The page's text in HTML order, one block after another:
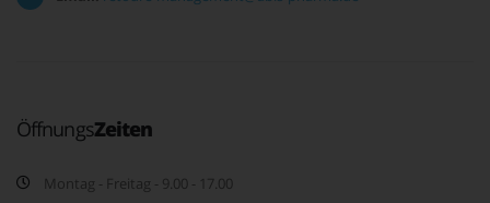
ÖffnungsZeiten
Montag - Freitag - 9.00 - 17.00